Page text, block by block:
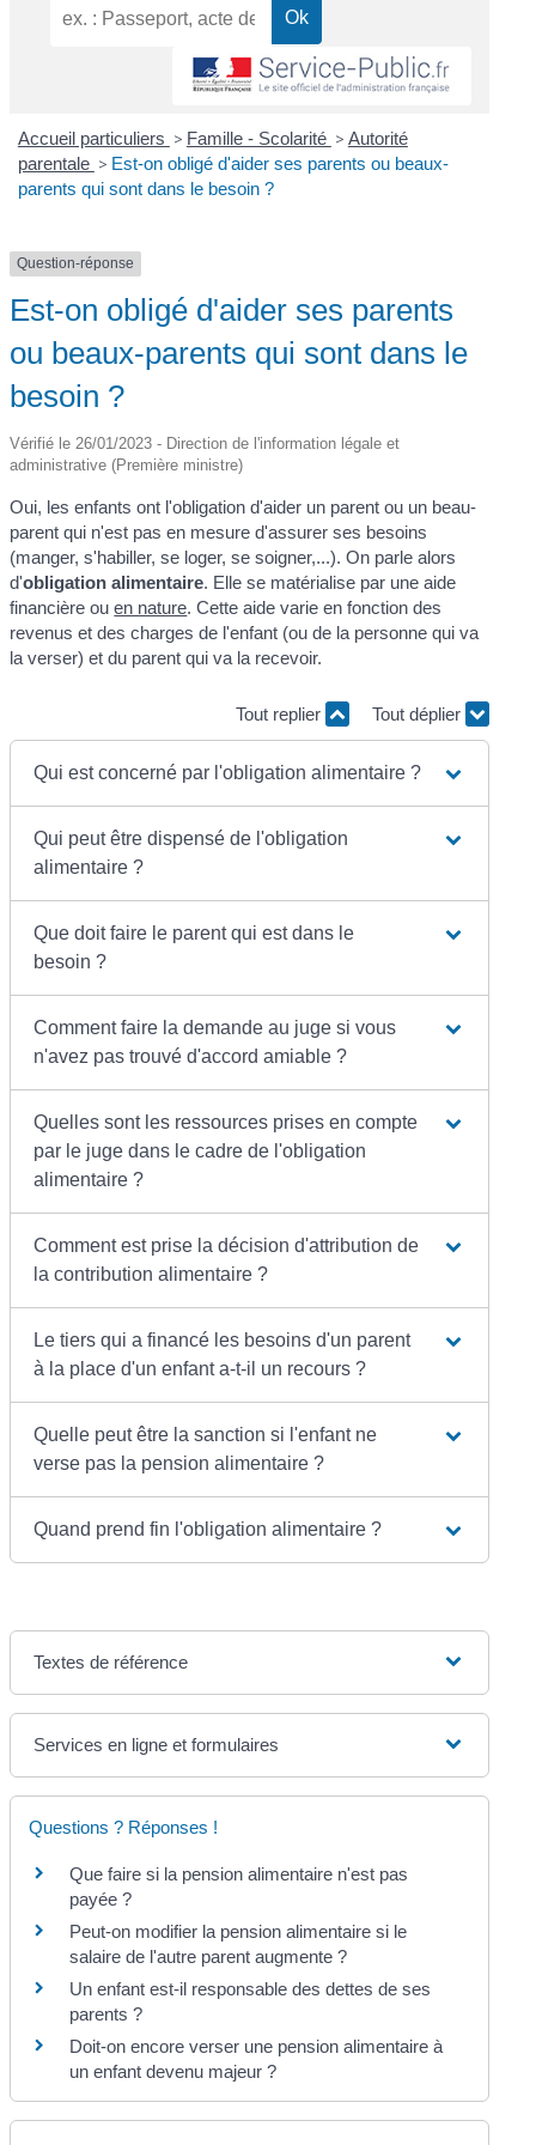
Accueil particuliers > Famille - Scolarité > Autorité
parentale > Est-on obligé d'aider ses parents ou beaux-
parents qui sont dans le besoin ?
Question-réponse
Est-on obligé d'aider ses parents
ou beaux-parents qui sont dans le
besoin ?
Vérifié le 26/01/2023 - Direction de l'information légale et
administrative (Première ministre)
Oui, les enfants ont l'obligation d'aider un parent ou un beau-
parent qui n'est pas en mesure d'assurer ses besoins
(manger, s'habiller, se loger, se soigner,...). On parle alors
d'obligation alimentaire. Elle se matérialise par une aide
financière ouen nature. Cette aide varie en fonction des
revenus et des charges de l'enfant (ou de la personne qui va
la verser) et du parent qui va la recevoir.
Tout replier Tout déplier
Qui est concerné par l'obligation alimentaire ?
Qui peut être dispensé de l'obligation
alimentaire ?
Que doit faire le parent qui est dans le
besoin ?
Comment faire la demande au juge si vous
n'avez pas trouvé d'accord amiable ?
Quelles sont les ressources prises en compte
par le juge dans le cadre de l'obligation
alimentaire ?
Comment est prise la décision d'attribution de
la contribution alimentaire ?
Le tiers qui a financé les besoins d'un parent
à la place d'un enfant a-t-il un recours ?
Quelle peut être la sanction si l'enfant ne
verse pas la pension alimentaire ?
Quand prend fin l'obligation alimentaire ?
Textes de référence
Services en ligne et formulaires
Questions ? Réponses !
Que faire si la pension alimentaire n'est pas
payée ?
Peut-on modifier la pension alimentaire si le
salaire de l'autre parent augmente ?
Un enfant est-il responsable des dettes de ses
parents ?
Doit-on encore verser une pension alimentaire à
un enfant devenu majeur ?